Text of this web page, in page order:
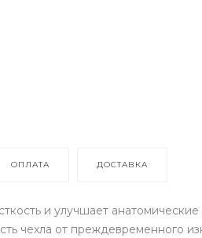
ОПЛАТА ДОСТАВКА
и улучшает
чехла от преждевременного